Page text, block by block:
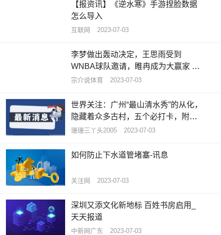
【报资讯】《逆水寒》手游捏脸数据
怎么导入
互联网 2023-07-03
李梦做出轰动决定，王思雨受到
WNBA球队邀请，睢冉成为大赢家 天
天资讯
宗介说体育 2023-07-03
世界关注：广州“最山清水秀”的从化，
隐藏着众多古村，五个必打卡，附攻
略
珊珊三丫头2005 2023-07-03
如何防止下水道管堵塞-讯息
关注网 2023-07-03
深圳又添文化新地标 百姓书房启用_
天天报道
中新网广东 2023-07-03